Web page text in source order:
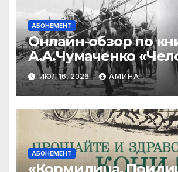
АБОНЕМЕНТ
Онлайн-обзор по
А.А.Чумаченко
Луны»
ИЮЛ 16, 2026 АМИНА
АБОНЕМЕНТ